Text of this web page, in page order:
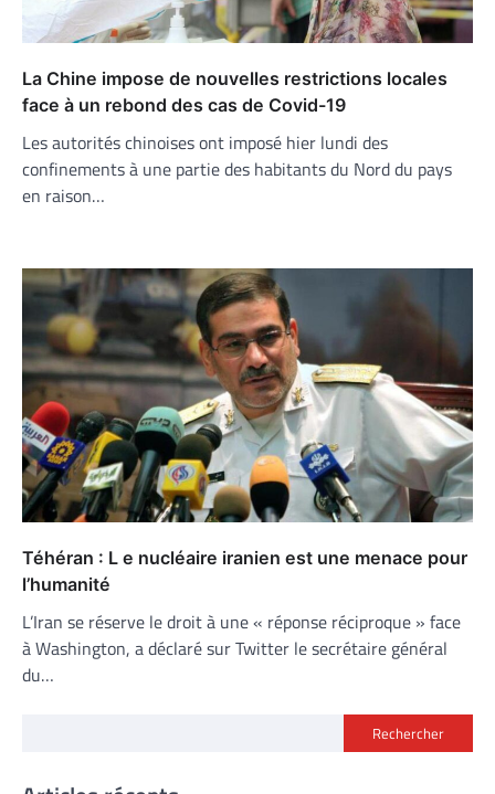
La Chine impose de nouvelles restrictions locales
face à un rebond des cas de Covid-19
Les autorités chinoises ont imposé hier lundi des
confinements à une partie des habitants du Nord du pays
en raison…
Téhéran : L e nucléaire iranien est une menace pour
l’humanité
L’Iran se réserve le droit à une « réponse réciproque » face
à Washington, a déclaré sur Twitter le secrétaire général
du…
Rechercher